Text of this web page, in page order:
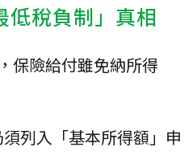
低稅負制」真相
保險給付雖免納所得
列入「基本所得額」申